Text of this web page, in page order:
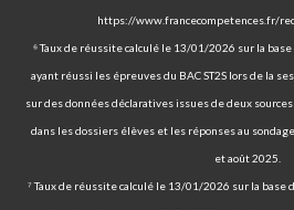
https://www.francecompetences.fr/
⁶ Taux de réussite calculé le 13/01/2026 sur la
ayant réussi les épreuves du BAC ST2S lors de la
sur des données déclaratives issues de deux
dans les dossiers élèves et les réponses au
et août 2025.
⁷ Taux de réussite calculé le 13/01/2026 sur la base